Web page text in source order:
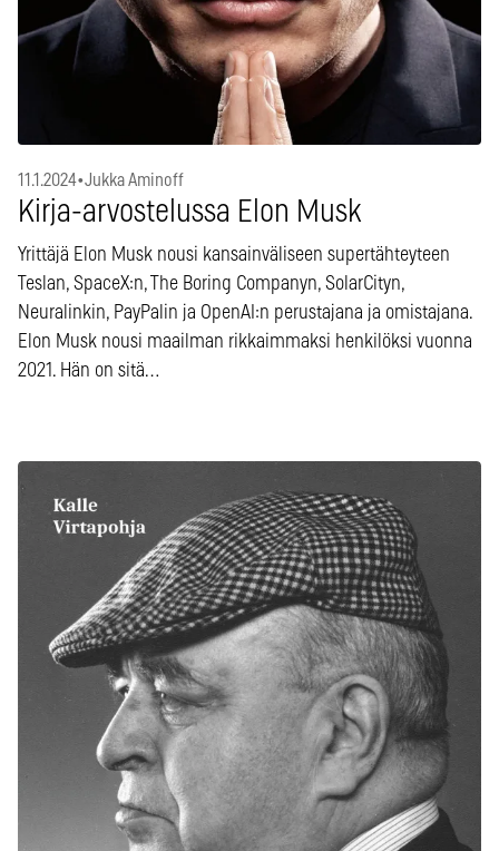
11.1.2024•Jukka Aminoff
Kirja-arvostelussa Elon Musk
Yrittäjä Elon Musk nousi kansainväliseen supertähteyteen
Teslan, SpaceX:n, The Boring Companyn, SolarCityn,
Neuralinkin, PayPalin ja OpenAI:n perustajana ja omistajana.
Elon Musk nousi maailman rikkaimmaksi henkilöksi vuonna
2021. Hän on sitä…